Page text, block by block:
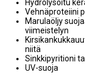
Hydrolysoitu
Vehnäproteiini
Marulaöljy
viimeistelyn
niitä
Sinkkipyritioni
UV-suoja